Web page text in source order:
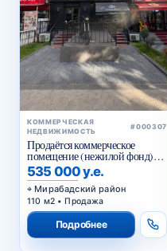
КОММЕРЧЕСКАЯ
НЕДВИЖИМОСТЬ
#000307
Продаётся коммерческое
помещение (нежилой фонд)
Чехова
535 000 у.е.
Мирабадский район
110 м2 • Продажа
Подробнее